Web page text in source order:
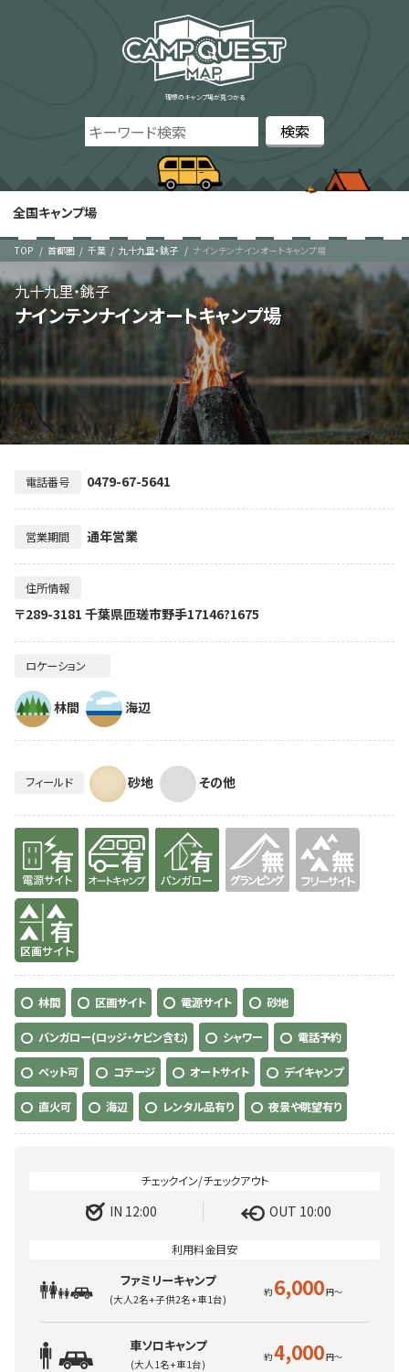
理想のキャンプ場が見つかる
全国キャンプ場
TOP 首都圏 千葉 九十九里・銚子 ナインテンナインオートキャンプ場
ナインテンナインオートキャンプ場
九十九里・銚子
電話番号 0479-67-5641
営業期間 通年営業
住所情報
〒289-3181 千葉県匝瑳市野手17146?1675
ロケーション
林間 海辺
フィールド 砂地 その他
有り 有り 有り
有り
林間 区画サイト 電源サイト 砂地
バンガロー(ロッジ・ケビン含む) シャワー 電話予約
ペット可 コテージ オートサイト デイキャンプ
直火可 海辺 レンタル品有り 夜景や眺望有り
IN 12:00 OUT 10:00
ファミリーキャンプ
(大人2名+子供2名+車1台) 6,000
車ソロキャンプ
(大人1名+車1台) 4,000